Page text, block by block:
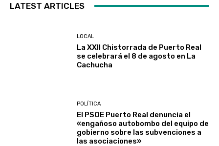
LATEST ARTICLES
LOCAL
La XXII Chistorrada de Puerto Real
se celebrará el 8 de agosto en La
Cachucha
POLÍTICA
El PSOE Puerto Real denuncia el
«engañoso autobombo del equipo de
gobierno sobre las subvenciones a
las asociaciones»